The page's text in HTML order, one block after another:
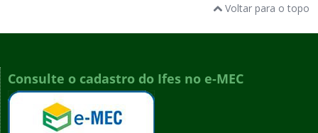
Voltar para o topo
Consulte o cadastro do Ifes no e-MEC